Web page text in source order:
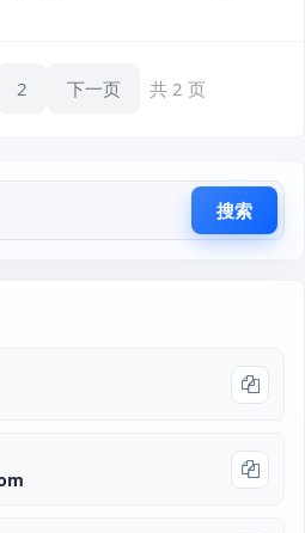
2 下一页 共 2 页
搜索